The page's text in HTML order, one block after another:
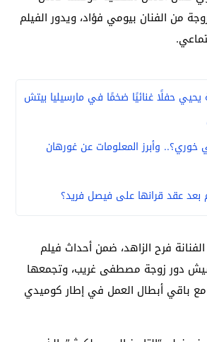
من الفنان بيومي فؤاد، ويدور الفيلم
يحيي حفلًا غنائيًا ضخمًا في مارسيليا بيتش
وأبرز المعلومات عن غورهان
عقد قرانها على فيصل فريد؟
فرح الزاهد، ضمن أحداث فيلم
دور زوجة مصطفى غريب، وتجمعها
باقي أبطال العمل في إطار كوميدي